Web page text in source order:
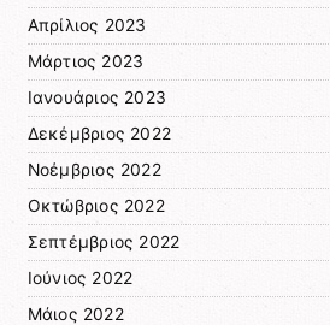
Απρίλιος 2023
Μάρτιος 2023
Ιανουάριος 2023
Δεκέμβριος 2022
Νοέμβριος 2022
Οκτώβριος 2022
Σεπτέμβριος 2022
Ιούνιος 2022
Μάιος 2022